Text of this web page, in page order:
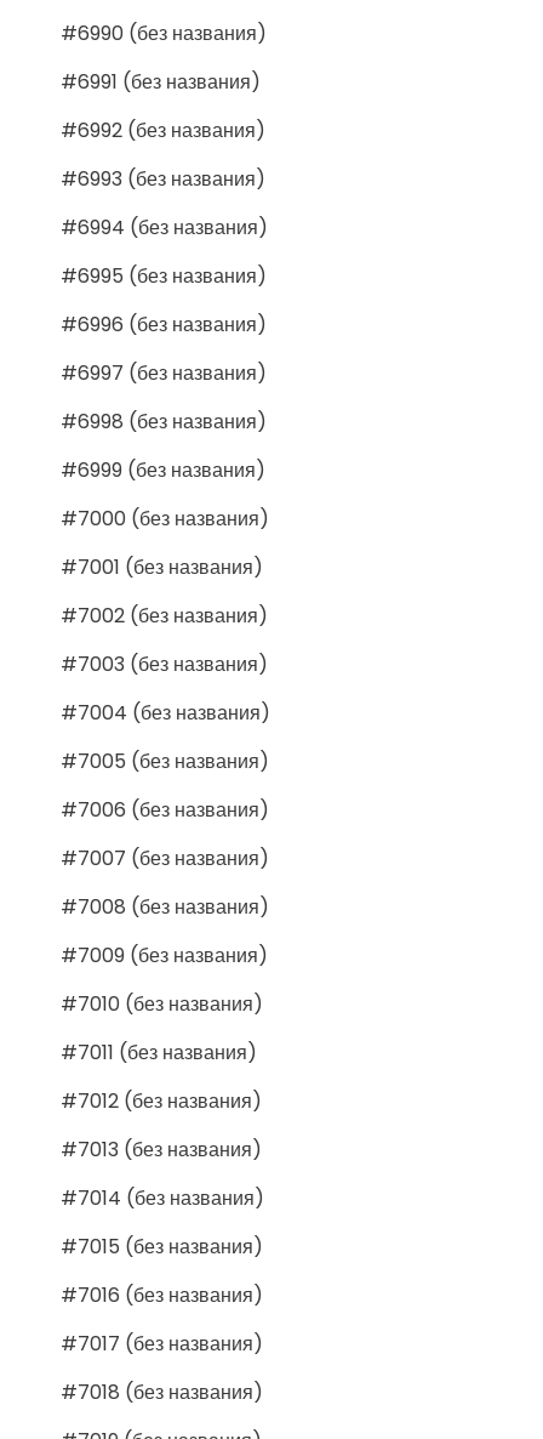
#6990 (без названия)
#6991 (без названия)
#6992 (без названия)
#6993 (без названия)
#6994 (без названия)
#6995 (без названия)
#6996 (без названия)
#6997 (без названия)
#6998 (без названия)
#6999 (без названия)
#7000 (без названия)
#7001 (без названия)
#7002 (без названия)
#7003 (без названия)
#7004 (без названия)
#7005 (без названия)
#7006 (без названия)
#7007 (без названия)
#7008 (без названия)
#7009 (без названия)
#7010 (без названия)
#7011 (без названия)
#7012 (без названия)
#7013 (без названия)
#7014 (без названия)
#7015 (без названия)
#7016 (без названия)
#7017 (без названия)
#7018 (без названия)